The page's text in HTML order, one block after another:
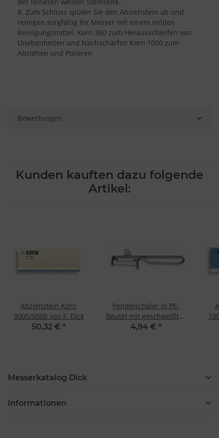
8. Zum Schluss spülen Sie den Abziehstein ab und
reinigen sorgfältig Ihr Messer mit einem milden
Reinigungsmittel. Korn 360 zum Herausschleifen von
Unebenheiten und Nachschärfen Korn 1000 zum
Abziehen und Polieren
Bewertungen
Kunden kauften dazu folgende
Artikel:
Abziehstein Korn
3000/5000 von F. Dick
50,32 € *
Pendelschäler in PE-
Beutel mit geschweißter
Klinge von F. Dick
4,94 € *
Messerkatalog Dick
Informationen
Verwendung reduzierter Daten zur Auswahl von Inhalten
Besondere Features:
Verwendung genauer Standortdaten
Endgeräteeigenschaften zur Identifikation aktiv abfragen